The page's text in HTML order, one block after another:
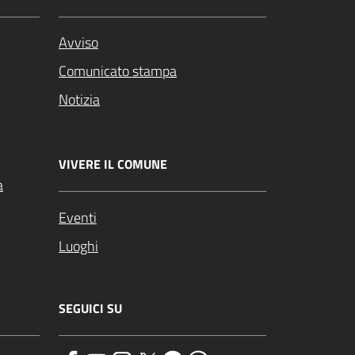
Avviso
Comunicato stampa
Notizia
VIVERE IL COMUNE
Eventi
Luoghi
SEGUICI SU